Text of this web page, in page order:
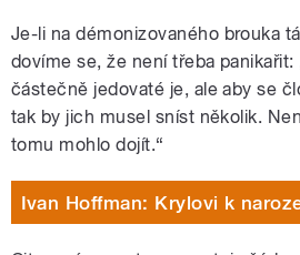
Je-li na démonizovaného brouka
dovíme se, že není třeba
částečně jedovaté je, ale aby se
tak by jich musel sníst několik.
tomu mohlo dojít.“
Ivan Hoffman: Krylovi k